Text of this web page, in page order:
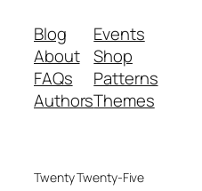
Blog
About
FAQs
Authors
Events
Shop
Patterns
Themes
Twenty Twenty-Five